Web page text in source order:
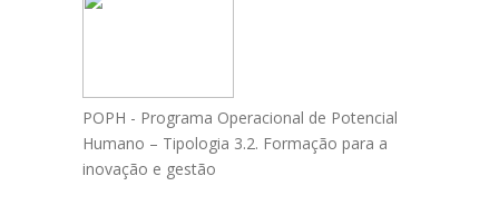
POPH - Programa Operacional de Potencial
Humano – Tipologia 3.2. Formação para a
inovação e gestão